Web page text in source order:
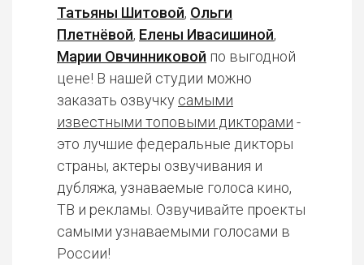
Татьяны Шитовой, Ольги
Плетнёвой, Елены Ивасишиной,
Марии Овчинниковой по выгодной
цене! В нашей студии можно
заказать озвучку самыми
известными топовыми дикторами -
это лучшие федеральные дикторы
страны, актеры озвучивания и
дубляжа, узнаваемые голоса кино,
ТВ и рекламы. Озвучивайте проекты
самыми узнаваемыми голосами в
России!